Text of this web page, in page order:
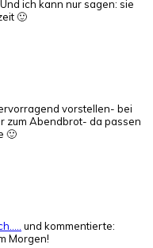
ich kann nur sagen: sie
🙂
vorstellen- bei
zum Abendbrot- da passen
🙂
und kommentierte:
Morgen!